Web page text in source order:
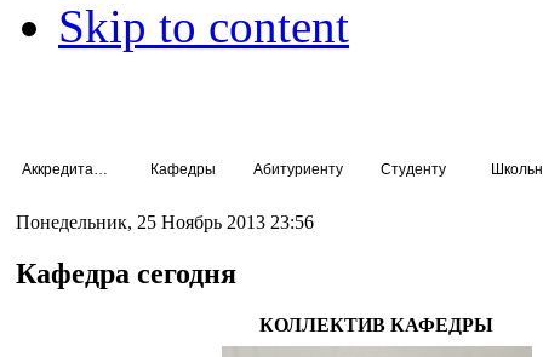
Skip to content
Кафедры Абитуриенту Студенту
Понедельник, 25 Ноябрь 2013 23:56
Кафедра сегодня
КОЛЛЕКТИВ КАФЕДРЫ